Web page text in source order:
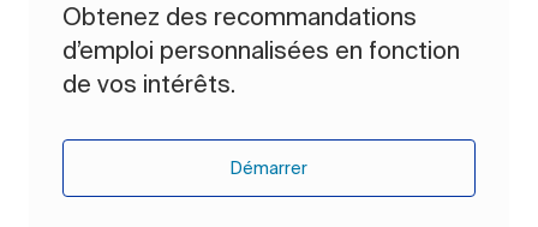
Obtenez des recommandations
d’emploi personnalisées en fonction
de vos intérêts.
Démarrer